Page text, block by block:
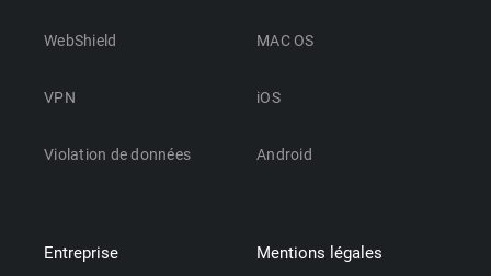
WebShield
VPN
Violation de données
MAC OS
iOS
Android
Entreprise Mentions légales